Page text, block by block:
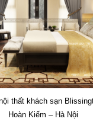
thất khách sạn
Hoàn Kiếm – Hà Nội